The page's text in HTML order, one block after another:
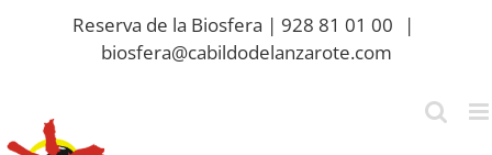
Reserva de la Biosfera | 928 81 01 00
|
biosfera@cabildodelanzarote.com